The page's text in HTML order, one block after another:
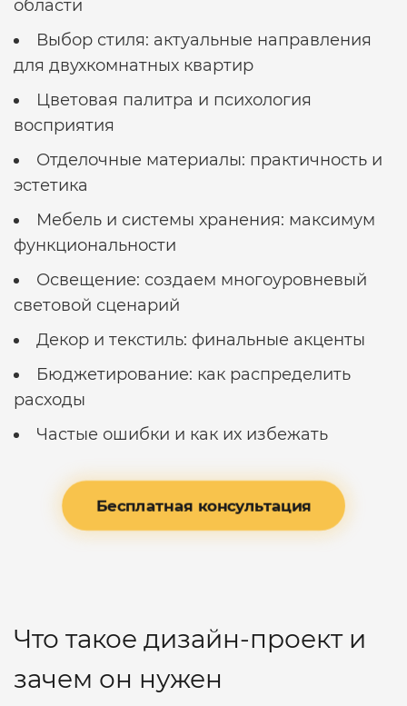
области
Выбор стиля: актуальные направления
для двухкомнатных квартир
Цветовая палитра и психология
восприятия
Отделочные материалы: практичность и
эстетика
Мебель и системы хранения: максимум
функциональности
Освещение: создаем многоуровневый
световой сценарий
Декор и текстиль: финальные акценты
Бюджетирование: как распределить
расходы
Частые ошибки и как их избежать
Бесплатная консультация
Что такое дизайн-проект и
зачем он нужен